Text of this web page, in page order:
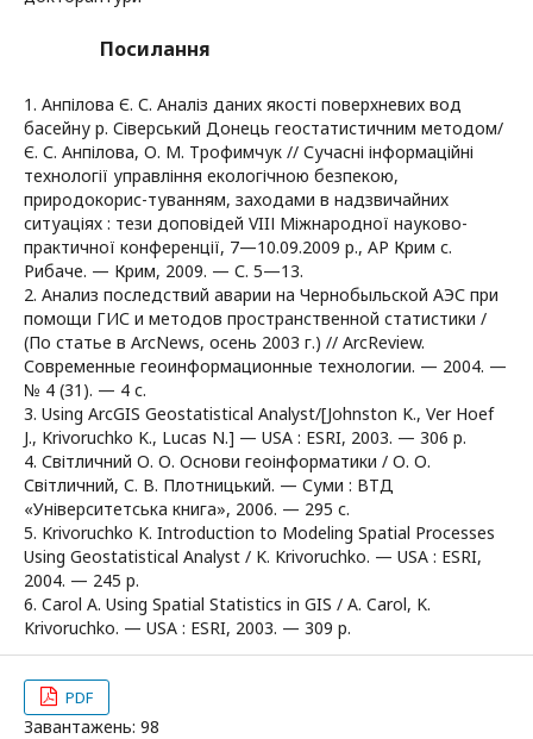
Посилання
1. Анпілова Є. С. Аналіз даних якості поверхневих вод
басейну р. Сіверський Донець геостатистичним методом/
Є. С. Анпілова, О. М. Трофимчук // Сучасні інформаційні
технології управління екологічною безпекою,
природокорис-туванням, заходами в надзвичайних
ситуаціях : тези доповідей VIIІ Міжнародної науково-
практичної конференції, 7—10.09.2009 р., АР Крим с.
Рибаче. — Крим, 2009. — С. 5—13.
2. Анализ последствий аварии на Чернобыльской АЭС при
помощи ГИС и методов пространственной статистики /
(По статье в ArcNews, осень 2003 г.) // ArcReview.
Современные геоинформационные технологии. — 2004. —
№ 4 (31). — 4 с.
3. Using ArcGIS Geostatistical Analyst/[Johnston K., Ver Hoef
J., Krivoruchko K., Lucas N.] — USA : ESRI, 2003. — 306 p.
4. Світличний О. О. Основи геоінформатики / О. О.
Світличний, С. В. Плотницький. — Суми : ВТД
«Університетська книга», 2006. — 295 с.
5. Krivoruchko K. Introduction to Modeling Spatial Processes
Using Geostatistical Analyst / K. Krivoruchko. — USA : ESRI,
2004. — 245 p.
6. Carol A. Using Spatial Statistics in GIS / A. Carol, K.
Krivoruchko. — USA : ESRI, 2003. — 309 p.
PDF
Завантажень: 98